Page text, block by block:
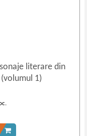
literare din
1)